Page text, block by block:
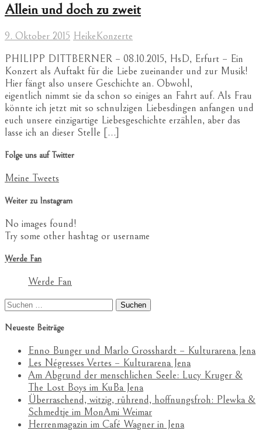
Allein und doch zu zweit
9. Oktober 2015 HeikeKonzerte
PHILIPP DITTBERNER – 08.10.2015, HsD, Erfurt – Ein
Konzert als Auftakt für die Liebe zueinander und zur Musik!
Hier fängt also unsere Geschichte an. Obwohl,
eigentlich nimmt sie da schon so einiges an Fahrt auf. Als Frau
könnte ich jetzt mit so schnulzigen Liebesdingen anfangen und
euch unsere einzigartige Liebesgeschichte erzählen, aber das
lasse ich an dieser Stelle […]
Folge uns auf Twitter
Meine Tweets
Weiter zu Instagram
No images found!
Try some other hashtag or username
Werde Fan
Werde Fan
Suchen
Neueste Beiträge
Enno Bunger und Marlo Grosshardt – Kulturarena Jena
Les Négresses Vertes – Kulturarena Jena
Am Abgrund der menschlichen Seele: Lucy Kruger &
The Lost Boys im KuBa Jena
Überraschend, witzig, rührend, hoffnungsfroh: Plewka &
Schmedtje im MonAmi Weimar
Herrenmagazin im Café Wagner in Jena